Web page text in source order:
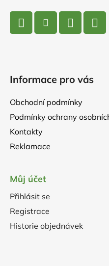
Informace pro vás
Obchodní podmínky
Podmínky ochrany
Kontakty
Reklamace
Můj účet
Přihlásit se
Registrace
Historie objednávek